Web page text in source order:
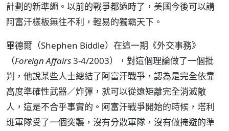
計劃的新準繩。以前的戰爭都過時了，美國今後可以講
阿富汗樣板無往不利，輕易的獨霸天下。
畢德爾（Shephen Biddle）在這一期《外交事務》
（Foreign Affairs3-4/2003），對這個理論做了一個批
判，他說某些人士總結了阿富汗戰爭，認為是完全依靠
高度準確性武器／炸彈，就可以從遠矩離完全消滅敵
人，這是不合乎事實的。阿富汗戰爭開始的時候，塔利
班軍隊受了一個突襲，沒有分散軍隊，沒有做掩避的準